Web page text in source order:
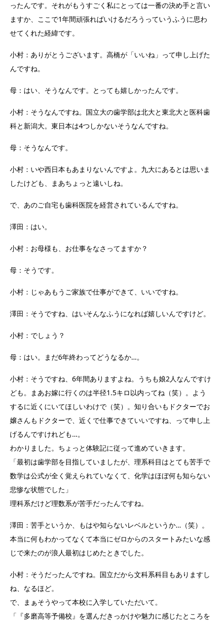
ったんです。それがもうすごく私にとっては一番の決め手と言い
ますか、ここで1年間頑張ればいけるだろうっていうふうに思わ
せてくれた経緯です。
小村：ありがとうございます。高橋が「いいね」って申し上げた
んですね。
母：はい、そうなんです。とっても嬉しかったんです。
小村：そうなんですね。国立大の歯学部は北大と東北大と医科歯
科と新潟大。東日本は4つしかないそうなんですね。
母：そうなんです。
小村：いや西日本もあまりないんですよ。九大にあるとは思いま
したけども、まあちょっと遠いしね。
で、あのご自宅も歯科医院を経営されているんですね。
澤田：はい。
小村：お母様も、お仕事をなさってますか？
母：そうです。
小村：じゃあもうご家族で仕事ができて、いいですね。
澤田：そうですね、はいそんなふうになれば嬉しいんですけど。
小村：でしょう？
母：はい。まだ6年終わってどうなるか…。
小村：そうですね、6年間ありますよね。うちも娘2人なんですけ
ども。まあお嫁に行くのは半径1.5キロ以内ってね（笑）。よう
するに近くにいてほしいわけで（笑）。知り合いもドクターでお
嬢さんもドクターで、近くで仕事できていいですね、って申し上
げるんですけれども…。
わかりました。ちょっと体験記に従って進めていきます。
「最初は歯学部を目指していましたが、理系科目はとても苦手で
数学は公式が全く覚えられていなくて、化学はほぼ何も知らない
悲惨な状態でした」
理科系だけど理数系が苦手だったんですね。
澤田：苦手というか、もはや知らないレベルというか…（笑）。
本当に何もわかってなくて本当にゼロからのスタートみたいな感
じで来たのが浪人最初はじめたときでした。
小村：そうだったんですね。国立だから文科系科目もありますし
ね、なるほど。
で、まぁそうやって本校に入学していただいて。
「『多磨高等予備校』を選んだきっかけや魅力に感じたところを